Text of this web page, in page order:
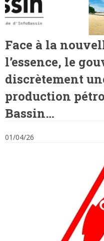
Face à la
l’essence, le
discrètement
production
Bassin…
01/04/26